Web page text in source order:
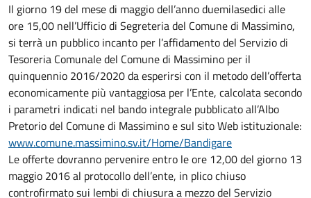
Il giorno 19 del mese di maggio dell’anno duemilasedici alle
ore 15,00 nell’Ufficio di Segreteria del Comune di Massimino,
si terrà un pubblico incanto per l’affidamento del Servizio di
Tesoreria Comunale del Comune di Massimino per il
quinquennio 2016/2020 da esperirsi con il metodo dell’offerta
economicamente più vantaggiosa per l’Ente, calcolata secondo
i parametri indicati nel bando integrale pubblicato all’Albo
Pretorio del Comune di Massimino e sul sito Web istituzionale:
www.comune.massimino.sv.it/Home/Bandigare
Le offerte dovranno pervenire entro le ore 12,00 del giorno 13
maggio 2016 al protocollo dell’ente, in plico chiuso
controfirmato sui lembi di chiusura a mezzo del Servizio